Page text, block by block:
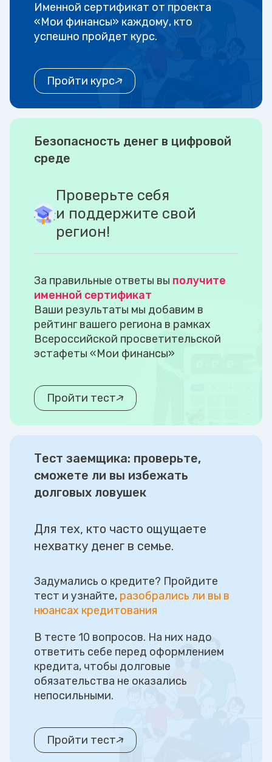
Именной сертификат от проекта
«Мои финансы» каждому, кто
успешно пройдет курс.
Пройти курс
Безопасность денег в цифровой
среде
Проверьте себя
и поддержите свой
регион!
За правильные ответы вы получите
именной сертификат
Ваши результаты мы добавим в
рейтинг вашего региона в рамках
Всероссийской просветительской
эстафеты «Мои финансы»
Пройти тест
Тест заемщика: проверьте,
сможете ли вы избежать
долговых ловушек
Для тех, кто часто ощущаете
нехватку денег в семье.
Задумались о кредите? Пройдите
тест и узнайте, разобрались ли вы в
нюансах кредитования
В тесте 10 вопросов. На них надо
ответить себе перед оформлением
кредита, чтобы долговые
обязательства не оказались
непосильными.
Пройти тест